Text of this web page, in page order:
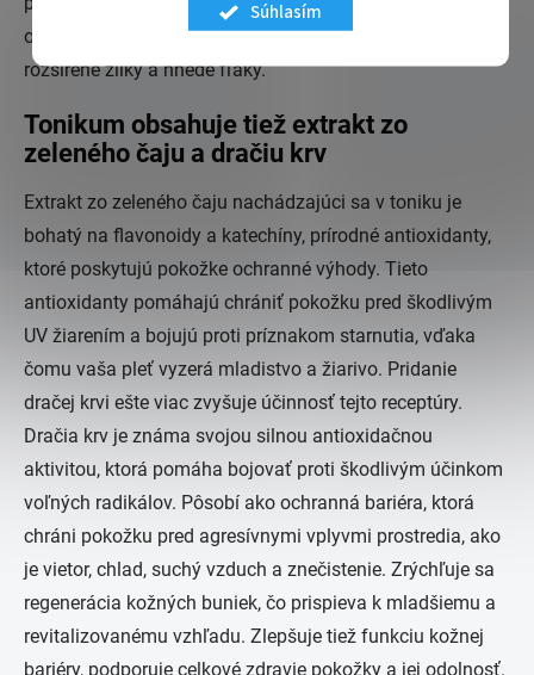
Súhlasím
obnovovať potrebný tonus pleti a účinne rieši
rozšírené žilky a hnedé fľaky.
Tonikum obsahuje tiež extrakt zo
zeleného čaju a dračiu krv
Extrakt zo zeleného čaju nachádzajúci sa v toniku je
bohatý na flavonoidy a katechíny, prírodné antioxidanty,
ktoré poskytujú pokožke ochranné výhody. Tieto
antioxidanty pomáhajú chrániť pokožku pred škodlivým
UV žiarením a bojujú proti príznakom starnutia, vďaka
čomu vaša pleť vyzerá mladistvo a žiarivo. Pridanie
dračej krvi ešte viac zvyšuje účinnosť tejto receptúry.
Dračia krv je známa svojou silnou antioxidačnou
aktivitou, ktorá pomáha bojovať proti škodlivým účinkom
voľných radikálov. Pôsobí ako ochranná bariéra, ktorá
chráni pokožku pred agresívnymi vplyvmi prostredia, ako
je vietor, chlad, suchý vzduch a znečistenie. Zrýchľuje sa
regenerácia kožných buniek, čo prispieva k mladšiemu a
revitalizovanému vzhľadu. Zlepšuje tiež funkciu kožnej
bariéry, podporuje celkové zdravie pokožky a jej odolnosť.